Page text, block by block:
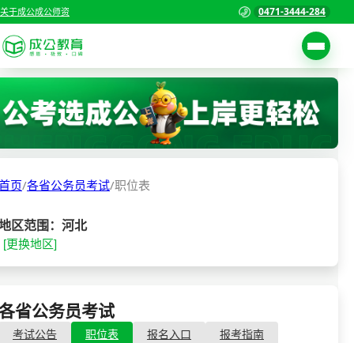
关于成公成公师资 0471-3444-284
考试公告
报考指南
缴费确认
准考证打印
成绩查询
分数线
首页
国家公务员考试
各省公务员考试
教师资格/教师编制
页/各省公务员考试/职位表
区范围：河北
[更换地区]
省公务员考试- 职位表
考试公告 职位表 报名入口
报考指南